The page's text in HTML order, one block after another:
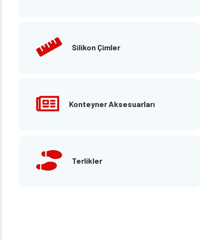
Silikon Çimler
Konteyner Aksesuarları
Terlikler